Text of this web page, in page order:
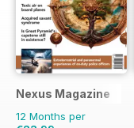
Nexus Magazine
12 Months per